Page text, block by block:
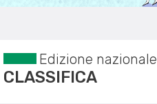
Edizione nazionale
CLASSIFICA